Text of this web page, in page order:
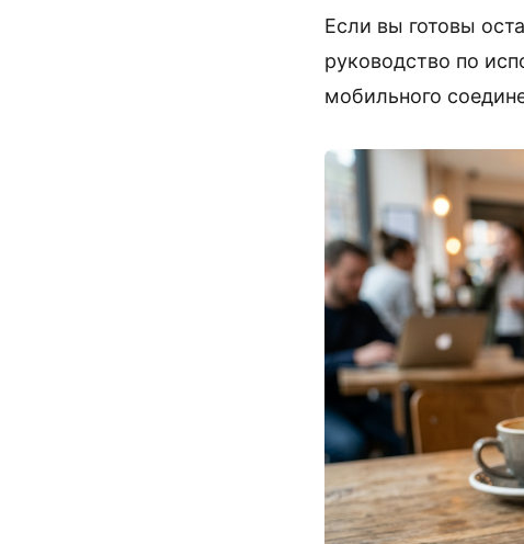
Если вы готовы
руководство по
мобильного